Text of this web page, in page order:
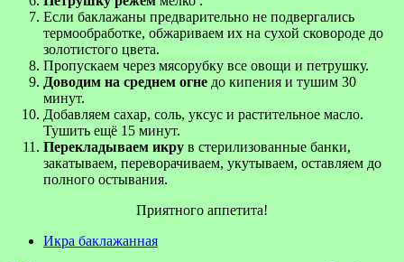
Если баклажаны предварительно не подвергались
термообработке, обжариваем их на сухой сковороде до
золотистого цвета.
Пропускаем через мясорубку все овощи и петрушку.
Доводим на среднем огне до кипения и тушим 30
минут.
Добавляем сахар, соль, уксус и растительное масло.
Тушить ещё 15 минут.
Перекладываем икру в стерилизованные банки,
закатываем, переворачиваем, укутываем, оставляем до
полного остывания.
Приятного аппетита!
Икра баклажанная